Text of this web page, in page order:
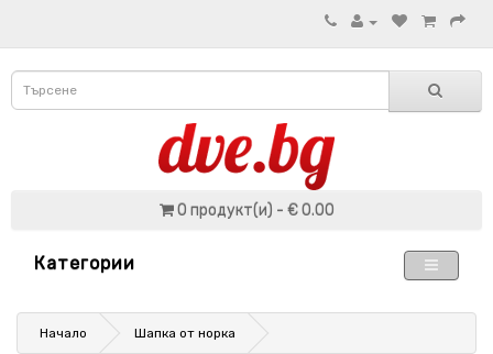
0 продукт(и) - € 0.00
Категории
Начало Шапка от норка